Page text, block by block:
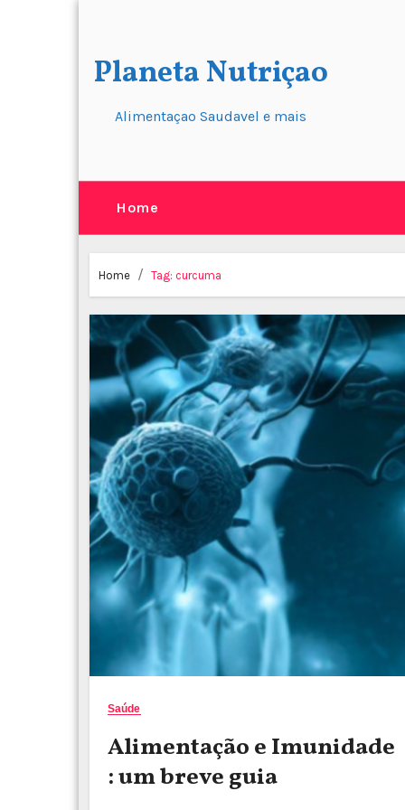
Planeta Nutriçao
Alimentaçao Saudavel e mais
Home
Home Tag: curcuma
Saúde
Alimentação e Imunidade
: um breve guia